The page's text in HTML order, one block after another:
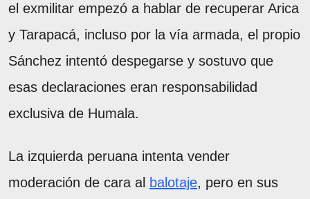
el exmilitar empezó a hablar de recuperar Arica
y Tarapacá, incluso por la vía armada, el propio
Sánchez intentó despegarse y sostuvo que
esas declaraciones eran responsabilidad
exclusiva de Humala.
La izquierda peruana intenta vender
moderación de cara al balotaje, pero en sus